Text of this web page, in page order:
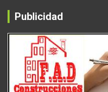
Publicidad